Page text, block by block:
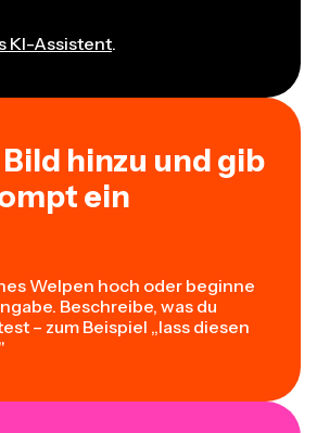
KI-Assistent.
hinzu und gib
ein
Welpen hoch oder beginne
Beschreibe, was du
– zum Beispiel „lass diesen